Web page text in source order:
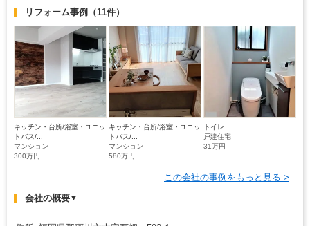
リフォーム事例 （11件）
キッチン・台所/浴室・ユニッ
トバス/...
マンション
300万円
キッチン・台所/浴室・ユニッ
トバス/...
マンション
580万円
トイレ
戸建住宅
31万円
この会社の事例をもっと見る >
会社の概要▼